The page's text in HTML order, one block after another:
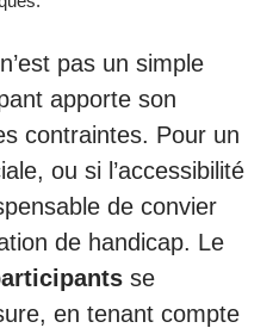
pas un simple
apporte son
contraintes. Pour un
ou si l’accessibilité
de convier
de handicap. Le
se
en tenant compte